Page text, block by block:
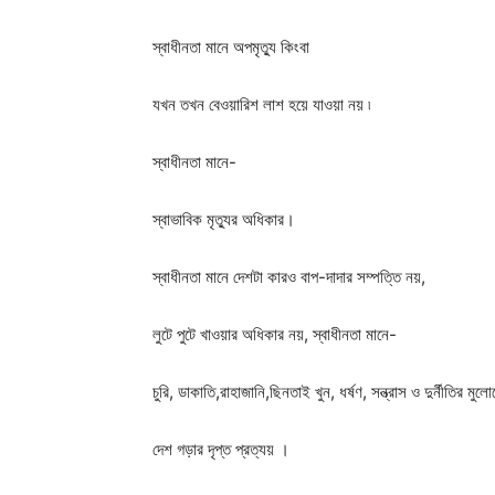
স্বাধীনতা মানে অপমৃত্যু কিংবা
যখন তখন বেওয়ারিশ লাশ হয়ে যাওয়া নয় ৷
স্বাধীনতা মানে-
স্বাভাবিক মৃত্যুর অধিকার।
স্বাধীনতা মানে দেশটা কারও বাপ-দাদার সম্পত্তি নয়,
লুটে পুটে খাওয়ার অধিকার নয়, স্বাধীনতা মানে-
চুরি, ডাকাতি,রাহাজানি,ছিনতাই খুন, ধর্ষণ, সন্ত্রাস ও দুর্নীতির
দেশ গড়ার দৃপ্ত প্রত্যয় ।